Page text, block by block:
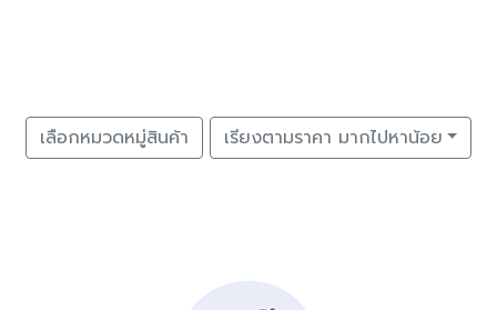
เลือกหมวดหมู่สินค้า เรียงตามราคา มากไปหาน้อย